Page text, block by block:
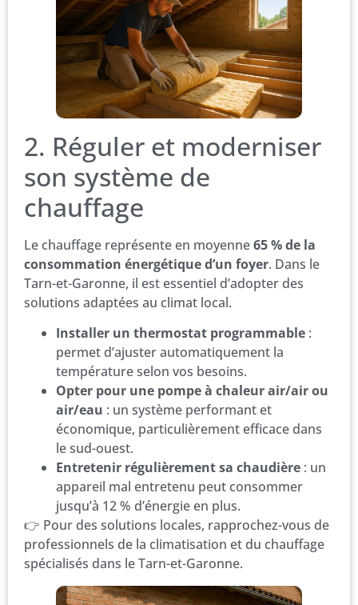
2. Réguler et moderniser
son système de
chauffage
Le chauffage représente en moyenne65 % de la
consommation énergétique d’un foyer. Dans le
Tarn-et-Garonne, il est essentiel d’adopter des
solutions adaptées au climat local.
Installer un thermostat programmable :
permet d’ajuster automatiquement la
température selon vos besoins.
Opter pour une pompe à chaleur air/air ou
air/eau : un système performant et
économique, particulièrement efficace dans
le sud-ouest.
Entretenir régulièrement sa chaudière : un
appareil mal entretenu peut consommer
jusqu’à 12 % d’énergie en plus.
👉 Pour des solutions locales, rapprochez-vous de
professionnels de la climatisation et du chauffage
spécialisés dans le Tarn-et-Garonne.